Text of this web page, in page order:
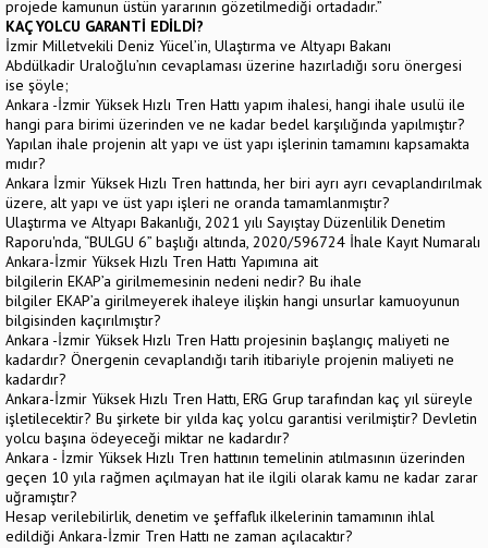
projede kamunun üstün yararının gözetilmediği ortadadır.”
KAÇ YOLCU GARANTİ EDİLDİ?
İzmir Milletvekili Deniz Yücel’in, Ulaştırma ve Altyapı Bakanı
Abdülkadir Uraloğlu’nın cevaplaması üzerine hazırladığı soru önergesi
ise şöyle;
Ankara -İzmir Yüksek Hızlı Tren Hattı yapım ihalesi, hangi ihale usulü ile
hangi para birimi üzerinden ve ne kadar bedel karşılığında yapılmıştır?
Yapılan ihale projenin alt yapı ve üst yapı işlerinin tamamını kapsamakta
mıdır?
Ankara İzmir Yüksek Hızlı Tren hattında, her biri ayrı ayrı cevaplandırılmak
üzere, alt yapı ve üst yapı işleri ne oranda tamamlanmıştır?
Ulaştırma ve Altyapı Bakanlığı, 2021 yılı Sayıştay Düzenlilik Denetim
Raporu'nda, “BULGU 6” başlığı altında, 2020/596724 İhale Kayıt Numaralı
Ankara-İzmir Yüksek Hızlı Tren Hattı Yapımına ait
bilgilerin EKAP’a girilmemesinin nedeni nedir? Bu ihale
bilgiler EKAP’a girilmeyerek ihaleye ilişkin hangi unsurlar kamuoyunun
bilgisinden kaçırılmıştır?
Ankara -İzmir Yüksek Hızlı Tren Hattı projesinin başlangıç maliyeti ne
kadardır? Önergenin cevaplandığı tarih itibariyle projenin maliyeti ne
kadardır?
Ankara-İzmir Yüksek Hızlı Tren Hattı, ERG Grup tarafından kaç yıl süreyle
işletilecektir? Bu şirkete bir yılda kaç yolcu garantisi verilmiştir? Devletin
yolcu başına ödeyeceği miktar ne kadardır?
Ankara - İzmir Yüksek Hızlı Tren hattının temelinin atılmasının üzerinden
geçen 10 yıla rağmen açılmayan hat ile ilgili olarak kamu ne kadar zarar
uğramıştır?
Hesap verilebilirlik, denetim ve şeffaflık ilkelerinin tamamının ihlal
edildiği Ankara-İzmir Tren Hattı ne zaman açılacaktır?